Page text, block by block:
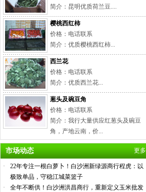
简介：昆明优质荷兰豆....
樱桃西红柿
价格：电话联系
简介：优质樱桃西红柿...
西兰花
价格：电话联系
简介：优质西兰花...
葱头及碗豆角
价格：电话联系
简介：我行大量供应红葱头及碗豆
角，产地云南，价...
市场动态 更多
·
22年专注一根白萝卜！白沙洲新绿源商行程虎：以
极致单品，守稳江城菜篮子
·
全年不断供！白沙洲洪昌商行，重新定义玉米批发